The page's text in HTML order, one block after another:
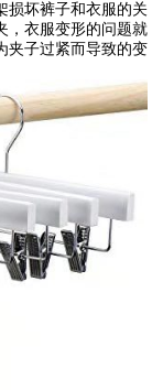
损坏裤子和衣服的关
，衣服变形的问题就
夹子过紧而导致的变